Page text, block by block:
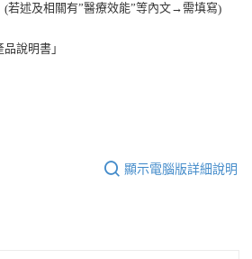
(若述及相關有”醫療效能”等內文→需填寫)
說明書」
顯示電腦版詳細說明